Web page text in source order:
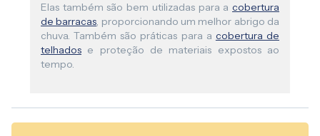
Elas também são bem utilizadas para a cobertura
de barracas, proporcionando um melhor abrigo da
chuva. Também são práticas para a cobertura de
telhados e proteção de materiais expostos ao
tempo.